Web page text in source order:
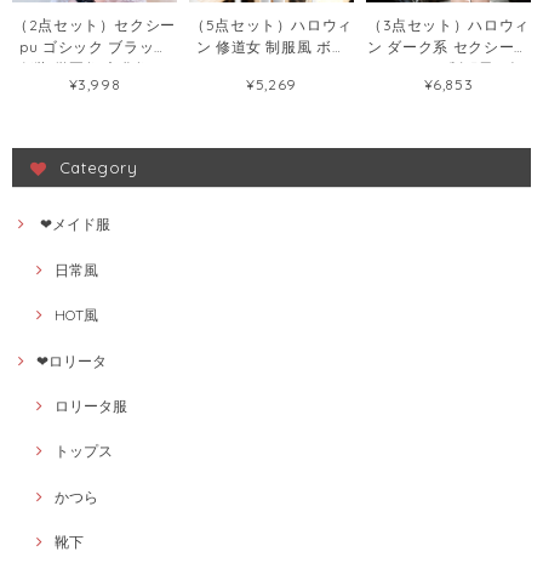
（2点セット）セクシー
pu ゴシック ブラック
仮装 学園祭 文化祭 ワ
ンピース87400814
¥3,998
（5点セット）ハロウィ
ン 修道女 制服風 ボデ
ー ランジェリー
¥5,269
（3点セット）ハロウィ
ン ダーク系 セクシーラ
ンジェリー 制服風 ゴシ
ック コスプ 衣装
¥6,853
Category
❤メイド服
日常風
HOT風
❤ロリータ
ロリータ服
トップス
かつら
靴下